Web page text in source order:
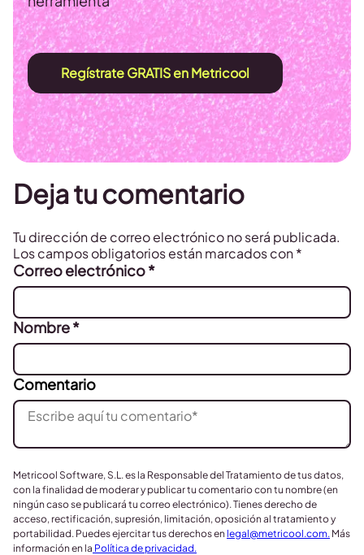
Regístrate GRATIS en Metricool
Deja tu comentario
Tu dirección de correo electrónico no será publicada.
Los campos obligatorios están marcados con*
Correo electrónico*
Nombre*
Comentario
Metricool Software, S.L. es la Responsable del Tratamiento de tus datos,
con la finalidad de moderar y publicar tu comentario con tu nombre (en
ningún caso se publicará tu correo electrónico). Tienes derecho de
acceso, rectificación, supresión, limitación, oposición al tratamiento y
portabilidad. Puedes ejercitar tus derechos en legal@metricool.com. Más
información en la Política de privacidad.